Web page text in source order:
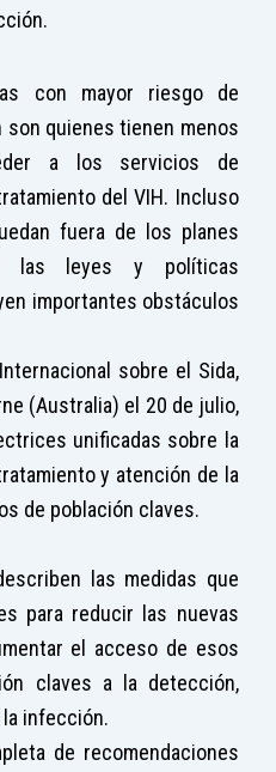
con mayor riesgo de
son quienes tienen menos
a los servicios de
del VIH. Incluso
fuera de los planes
las leyes y políticas
importantes obstáculos
sobre el Sida,
(Australia) el 20 de julio,
unificadas sobre la
y atención de la
de población claves.
las medidas que
para reducir las nuevas
el acceso de esos
claves a la detección,
infección.
de recomendaciones